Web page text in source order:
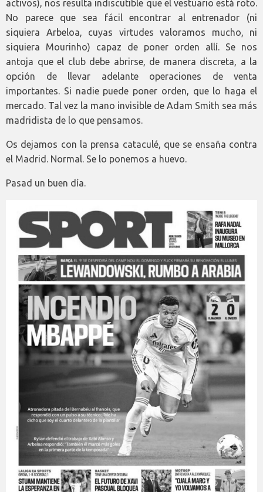
activos), nos resulta indiscutible que el vestuario está roto.
No parece que sea fácil encontrar al entrenador (ni
siquiera Arbeloa, cuyas virtudes valoramos mucho, ni
siquiera Mourinho) capaz de poner orden allí. Se nos
antoja que el club debe abrirse, de manera discreta, a la
opción de llevar adelante operaciones de venta
importantes. Si nadie puede poner orden, que lo haga el
mercado. Tal vez la mano invisible de Adam Smith sea más
madridista de lo que pensamos.
Os dejamos con la prensa cataculé, que se ensaña contra
el Madrid. Normal. Se lo ponemos a huevo.
Pasad un buen día.